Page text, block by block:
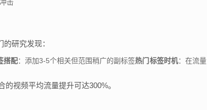
击
研究发现：
搭配：添加3-5个相关但范围稍广的副标签热门标签时机：在流量
视频平均流量提升可达300%。